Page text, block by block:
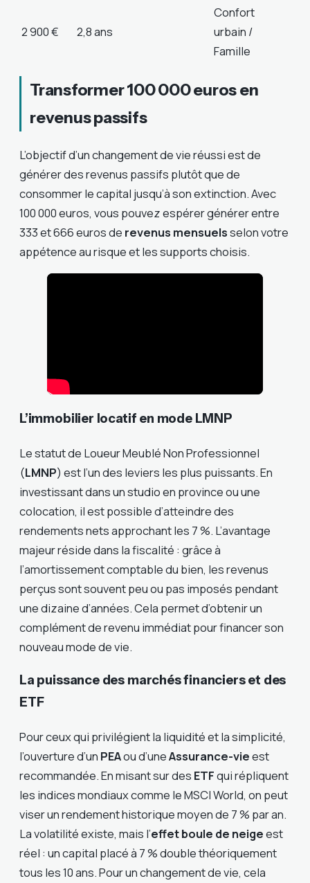
2 900 € 2,8 ans
Confort
urbain /
Famille
Transformer 100 000 euros en
revenus passifs
L’objectif d’un changement de vie réussi est de
générer des revenus passifs plutôt que de
consommer le capital jusqu’à son extinction. Avec
100 000 euros, vous pouvez espérer générer entre
333 et 666 euros de revenus mensuelsselon votre
appétence au risque et les supports choisis.
L’immobilier locatif en mode LMNP
Le statut de Loueur Meublé Non Professionnel
(LMNP) est l’un des leviers les plus puissants. En
investissant dans un studio en province ou une
colocation, il est possible d’atteindre des
rendements nets approchant les 7 %. L’avantage
majeur réside dans la fiscalité : grâce à
l’amortissement comptable du bien, les revenus
perçus sont souvent peu ou pas imposés pendant
une dizaine d’années. Cela permet d’obtenir un
complément de revenu immédiat pour financer son
nouveau mode de vie.
La puissance des marchés financiers et des
ETF
Pour ceux qui privilégient la liquidité et la simplicité,
l’ouverture d’un PEAou d’uneAssurance-vieest
recommandée. En misant sur des ETFqui répliquent
les indices mondiaux comme le MSCI World, on peut
viser un rendement historique moyen de 7 % par an.
La volatilité existe, mais l’effet boule de neigeest
réel : un capital placé à 7 % double théoriquement
tous les 10 ans. Pour un changement de vie, cela